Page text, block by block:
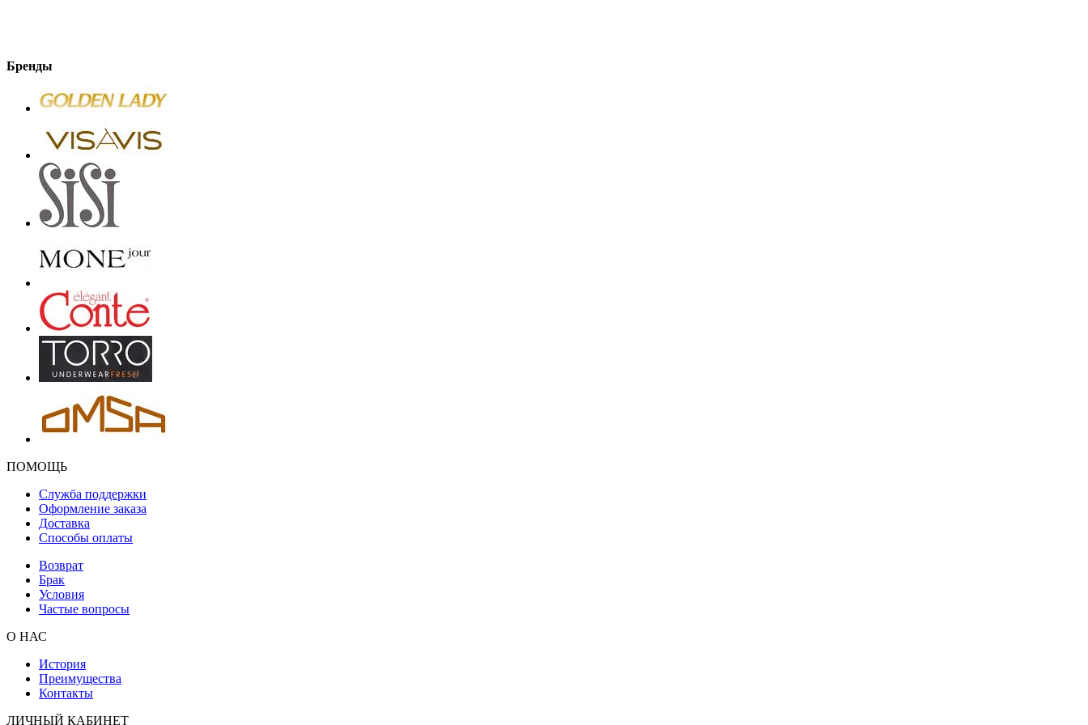
Бренды
ПОМОЩЬ
Служба поддержки
Оформление заказа
Доставка
Способы оплаты
Возврат
Брак
Условия
Частые вопросы
О НАС
История
Преимущества
Контакты
ЛИЧНЫЙ КАБИНЕТ